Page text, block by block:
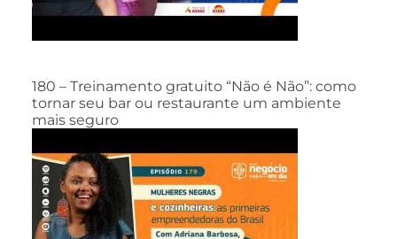
180 – Treinamento gratuito “Não é Não”: como
tornar seu bar ou restaurante um ambiente
mais seguro